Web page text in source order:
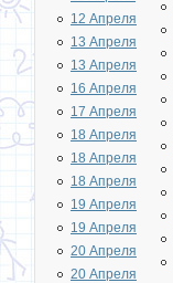
12 Апреля
13 Апреля
13 Апреля
16 Апреля
17 Апреля
18 Апреля
18 Апреля
18 Апреля
19 Апреля
19 Апреля
20 Апреля
20 Апреля